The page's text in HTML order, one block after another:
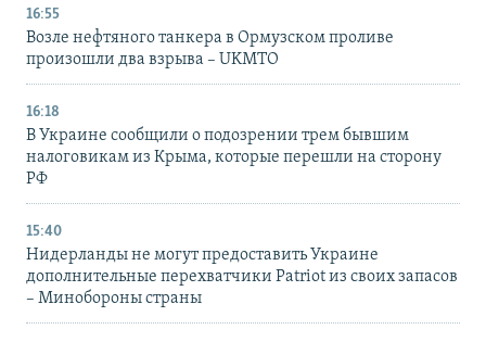
16:55
Возле нефтяного танкера в Ормузском проливе
произошли два взрыва – UKMTO
16:18
В Украине сообщили о подозрении трем бывшим
налоговикам из Крыма, которые перешли на сторону
РФ
15:40
Нидерланды не могут предоставить Украине
дополнительные перехватчики Patriot из своих запасов
– Минобороны страны